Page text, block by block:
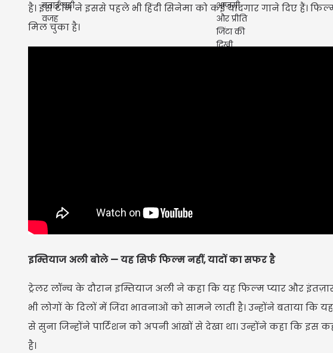
है। इस टीम ने इससे पहले भी हिंदी सिनेमा को कई यादगार गाने दिए हैं।
मिल चुका है।
इम्तियाज अली बोले — यह सिर्फ फिल्म नहीं, यादों का सफर है
ट्रेलर लॉन्च के दौरान इम्तियाज अली ने कहा कि यह फिल्म प्यार और
भी लोगों के दिलों में जिंदा भावनाओं को सामने लाती है। उन्होंने बताया कि
से सुना जिन्होंने पार्टिशन को अपनी आंखों से देखा था। उन्होंने कहा कि इस
है।